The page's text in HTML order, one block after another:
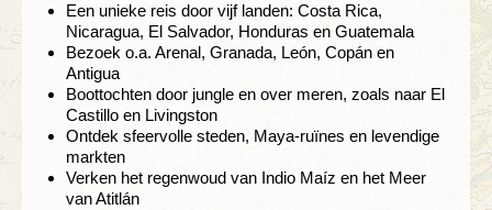
Een unieke reis door vijf landen: Costa Rica,
Nicaragua, El Salvador, Honduras en Guatemala
Bezoek o.a. Arenal, Granada, León, Copán en
Antigua
Boottochten door jungle en over meren, zoals naar El
Castillo en Livingston
Ontdek sfeervolle steden, Maya-ruïnes en levendige
markten
Verken het regenwoud van Indio Maíz en het Meer
van Atitlán